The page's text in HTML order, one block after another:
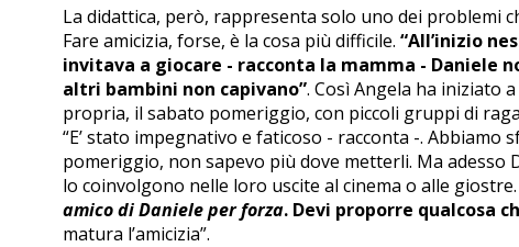
La didattica, però, rappresenta solo uno dei problemi
Fare amicizia, forse, è la cosa più difficile. “All’inizio
invitava a giocare - racconta la mamma - Daniele
altri bambini non capivano”. Così Angela ha iniziato
propria, il sabato pomeriggio, con piccoli gruppi di
“E’ stato impegnativo e faticoso - racconta -.
pomeriggio, non sapevo più dove metterli. Ma adesso
lo coinvolgono nelle loro uscite al cinema o alle giostre.
amico di Daniele per forza. Devi proporre qualcosa
matura l’amicizia”.